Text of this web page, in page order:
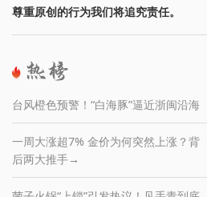
尊重原创的行为我们将追究责任。
台风橙色预警！“白海豚”逼近浙闽沿海
一周大涨超7% 金价为何突然上涨？背
后两大推手→